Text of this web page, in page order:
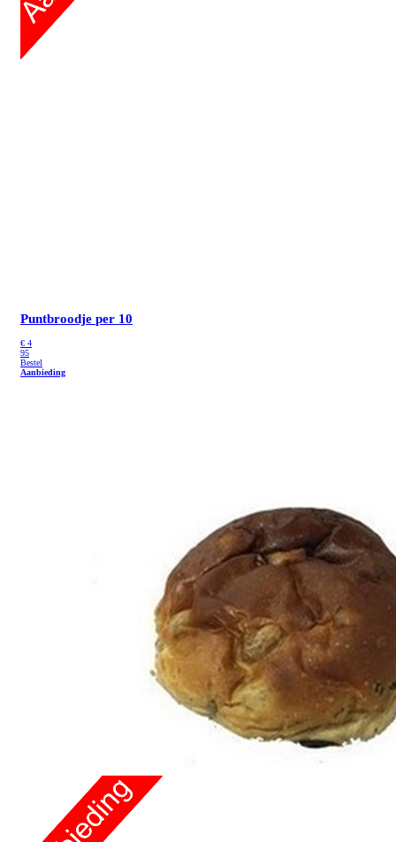
Puntbroodje per 10
€ 4
95
Bestel
Aanbieding